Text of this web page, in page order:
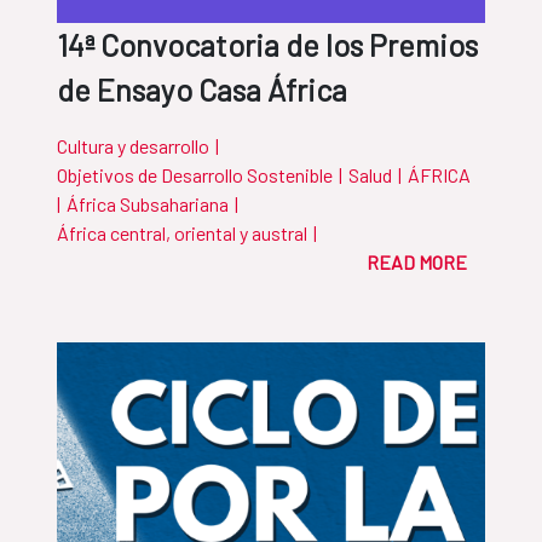
14ª Convocatoria de los Premios
de Ensayo Casa África
Cultura y desarrollo |
Objetivos de Desarrollo Sostenible | Salud | ÁFRICA
| África Subsahariana |
África central, oriental y austral |
READ MORE